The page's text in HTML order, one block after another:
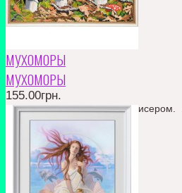
МУХОМОРЫ
МУХОМОРЫ
155.00грн.
Частичная вышивка. Гладь бисером. ..
155.00грн.